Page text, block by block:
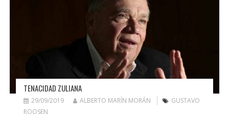
TENACIDAD ZULIANA
29/09/2019 ALBERTO MARÍN MORÁN
GUSTAVO
ROOSEN